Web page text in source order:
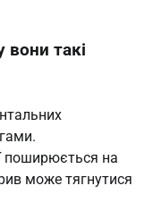
вони такі
поширюється на
може тягнутися